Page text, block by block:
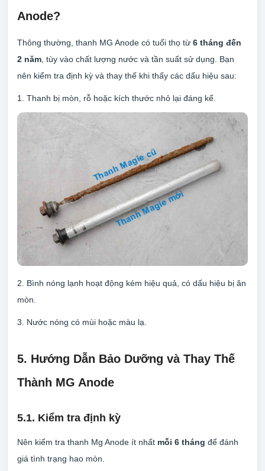
Anode?
Thông thường, thanh MG Anode có tuổi thọ từ 6 tháng đến
2 năm , tùy vào chất lượng nước và tần suất sử dụng. Bạn
nên kiểm tra định kỳ và thay thế khi thấy các dấu hiệu sau:
1. Thanh bị mòn, rỗ hoặc kích thước nhỏ lại đáng kể.
2. Bình nóng lạnh hoạt động kém hiệu quả, có dấu hiệu bị ăn
mòn.
3. Nước nóng có mùi hoặc màu lạ.
5. Hướng Dẫn Bảo Dưỡng và Thay Thế
Thành MG Anode
5.1. Kiểm tra định kỳ
Nên kiểm tra thanh Mg Anode ít nhất mỗi 6 tháng để đánh
giá tình trạng hao mòn.